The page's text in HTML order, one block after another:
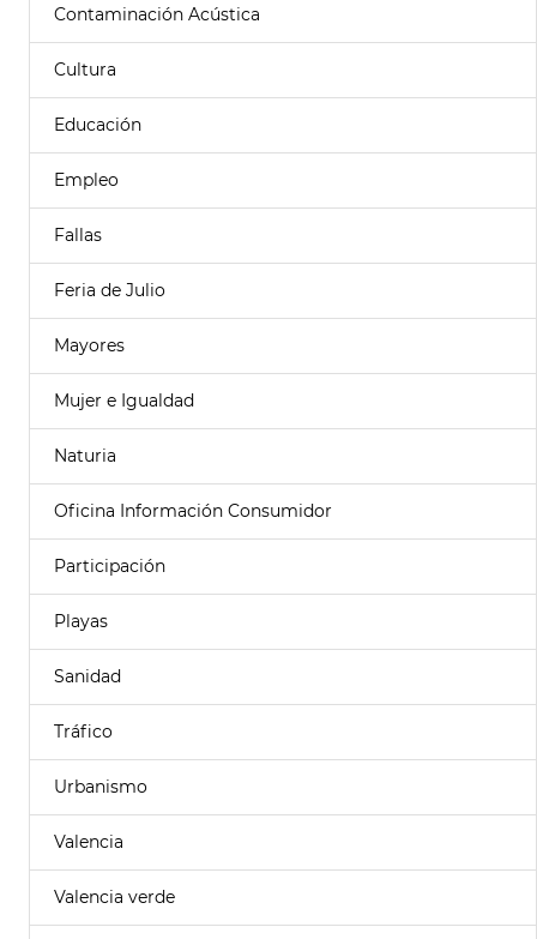
Contaminación Acústica
Cultura
Educación
Empleo
Fallas
Feria de Julio
Mayores
Mujer e Igualdad
Naturia
Oficina Información Consumidor
Participación
Playas
Sanidad
Tráfico
Urbanismo
Valencia
Valencia verde